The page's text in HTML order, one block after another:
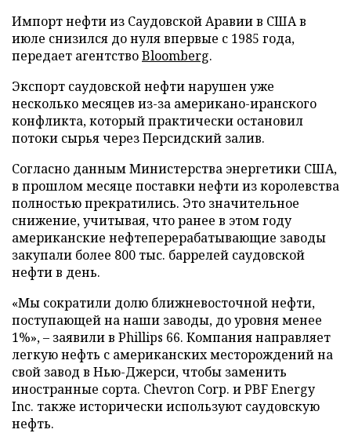
Импорт нефти из Саудовской Аравии в США в
июле снизился до нуля впервые с 1985 года,
передает агентствоBloomberg.
Экспорт саудовской нефти нарушен уже
несколько месяцев из-за американо-иранского
конфликта, который практически остановил
потоки сырья через Персидский залив.
Согласно данным Министерства энергетики США,
в прошлом месяце поставки нефти из королевства
полностью прекратились. Это значительное
снижение, учитывая, что ранее в этом году
американские нефтеперерабатывающие заводы
закупали более 800 тыс. баррелей саудовской
нефти в день.
«Мы сократили долю ближневосточной нефти,
поступающей на наши заводы, до уровня менее
1%», – заявили в Phillips 66. Компания направляет
легкую нефть с американских месторождений на
свой завод в Нью-Джерси, чтобы заменить
иностранные сорта. Chevron Corp. и PBF Energy
Inc. также исторически используют саудовскую
нефть.